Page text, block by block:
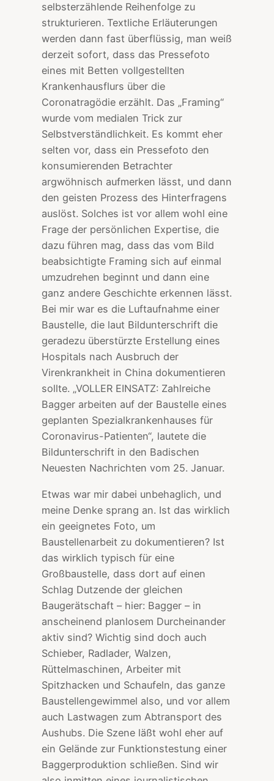
selbsterzählende Reihenfolge zu
strukturieren. Textliche Erläuterungen
werden dann fast überflüssig, man weiß
derzeit sofort, dass das Pressefoto
eines mit Betten vollgestellten
Krankenhausflurs über die
Coronatragödie erzählt. Das „Framing“
wurde vom medialen Trick zur
Selbstverständlichkeit. Es kommt eher
selten vor, dass ein Pressefoto den
konsumierenden Betrachter
argwöhnisch aufmerken lässt, und dann
den geisten Prozess des Hinterfragens
auslöst. Solches ist vor allem wohl eine
Frage der persönlichen Expertise, die
dazu führen mag, dass das vom Bild
beabsichtigte Framing sich auf einmal
umzudrehen beginnt und dann eine
ganz andere Geschichte erkennen lässt.
Bei mir war es die Luftaufnahme einer
Baustelle, die laut Bildunterschrift die
geradezu überstürzte Erstellung eines
Hospitals nach Ausbruch der
Virenkrankheit in China dokumentieren
sollte. „VOLLER EINSATZ: Zahlreiche
Bagger arbeiten auf der Baustelle eines
geplanten Spezialkrankenhauses für
Coronavirus-Patienten“, lautete die
Bildunterschrift in den Badischen
Neuesten Nachrichten vom 25. Januar.
Etwas war mir dabei unbehaglich, und
meine Denke sprang an. Ist das wirklich
ein geeignetes Foto, um
Baustellenarbeit zu dokumentieren? Ist
das wirklich typisch für eine
Großbaustelle, dass dort auf einen
Schlag Dutzende der gleichen
Baugerätschaft – hier: Bagger – in
anscheinend planlosem Durcheinander
aktiv sind? Wichtig sind doch auch
Schieber, Radlader, Walzen,
Rüttelmaschinen, Arbeiter mit
Spitzhacken und Schaufeln, das ganze
Baustellengewimmel also, und vor allem
auch Lastwagen zum Abtransport des
Aushubs. Die Szene läßt wohl eher auf
ein Gelände zur Funktionstestung einer
Baggerproduktion schließen. Sind wir